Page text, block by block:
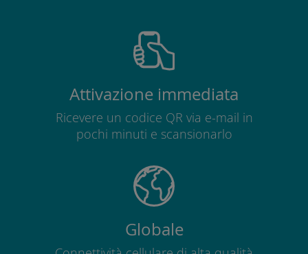
Attivazione immediata
Ricevere un codice QR via e-mail in
pochi minuti e scansionarlo
Globale